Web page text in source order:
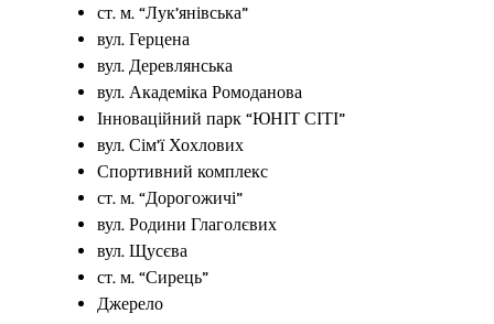
ст. м. “Лук’янівська”
вул. Герцена
вул. Деревлянська
вул. Академіка Ромоданова
Інноваційний парк “ЮНІТ СІТІ”
вул. Сім’ї Хохлових
Спортивний комплекс
ст. м. “Дорогожичі”
вул. Родини Глаголєвих
вул. Щусєва
ст. м. “Сирець”
Джерело